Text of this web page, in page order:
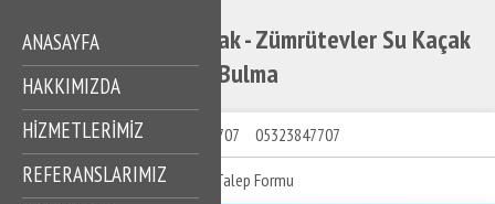
Zümrütevler Su Kaçak - Zümrütevler Su Kaçak
Bulma
ANASAYFA
HAKKIMIZDA
HIZMETLERIMIZ
REFERANSLARIMIZ
05323847707 05323847707
Talep Formu